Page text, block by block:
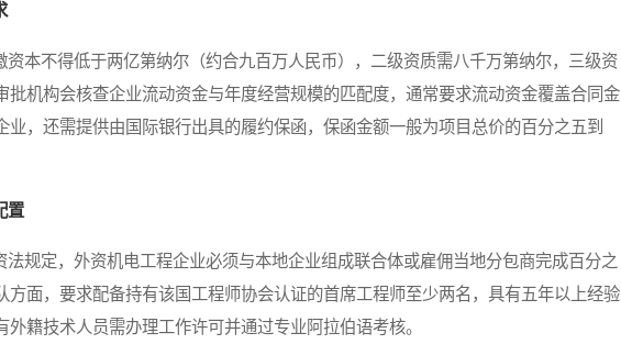
本不得低于两亿第纳尔（约合九百万人民币），二级资质需八千万第纳尔，三级资
批机构会核查企业流动资金与年度经营规模的匹配度，通常要求流动资金覆盖合同金
业，还需提供由国际银行出具的履约保函，保函金额一般为项目总价的百分之五到
置
定，外资机电工程企业必须与本地企业组成联合体或雇佣当地分包商完成百分之
方面，要求配备持有该国工程师协会认证的首席工程师至少两名，具有五年以上经验
籍技术人员需办理工作许可并通过专业阿拉伯语考核。